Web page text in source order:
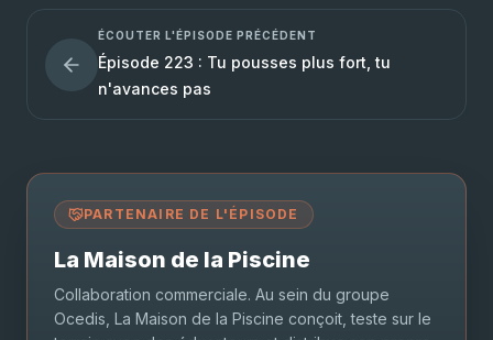
ÉCOUTER L'ÉPISODE PRÉCÉDENT
Épisode 223 : Tu pousses plus fort, tu
n'avances pas
PARTENAIRE DE L'ÉPISODE
La Maison de la Piscine
Collaboration commerciale. Au sein du groupe
Ocedis, La Maison de la Piscine conçoit, teste sur le